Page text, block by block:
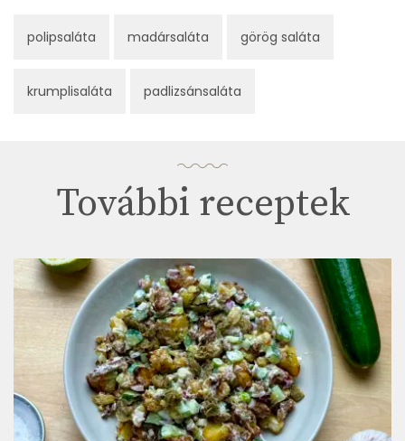
polipsaláta madársaláta görög saláta
krumplisaláta padlizsánsaláta
További receptek